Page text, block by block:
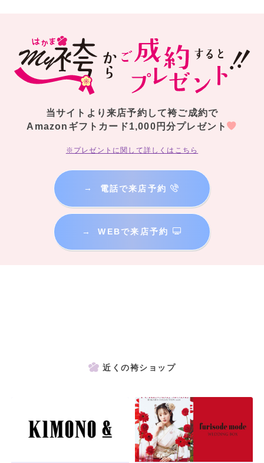
当サイトより来店予約して袴ご成約で
Amazonギフトカード1,000円分プレゼント
※プレゼントに関して詳しくはこちら
→ 電話で来店予約
→ WEBで来店予約
近くの袴ショップ